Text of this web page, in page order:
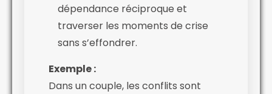
dépendance réciproque et
traverser les moments de crise
sans s’effondrer.
Exemple :
Dans un couple, les conflits sont